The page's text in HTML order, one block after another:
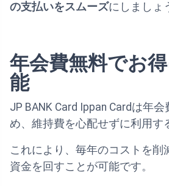
の支払いをスムーズにしましょ
年会費無料でお
能
JP BANK Card Ippan Cardは年
め、維持費を心配せずに利用す
これにより、毎年のコストを削
資金を回すことが可能です。